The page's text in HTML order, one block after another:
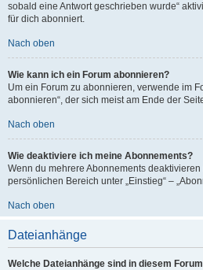
sobald eine Antwort geschrieben wurde“
für dich abonniert.
Nach oben
Wie kann ich ein Forum abonnieren?
Um ein Forum zu abonnieren, verwende im
abonnieren“, der sich meist am Ende der
Nach oben
Wie deaktiviere ich meine Abonnements?
Wenn du mehrere Abonnements
persönlichen Bereich unter „Einstieg“ –
Nach oben
Dateianhänge
Welche Dateianhänge sind in diesem